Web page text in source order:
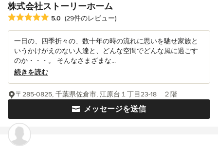
株式会社ストーリーホーム
平均評価：5つ星中 星5
5.0 (29件のレビュー)
一日の、四季折々の、数十年の時の流れに思いを馳せ家族と
いうかけがえのない人達と、どんな空間でどんな風に過ごす
のか・・・。 そんなさまざまな...
続きを読む
メッセージを送信
〒285-0825, 千葉県佐倉市, 江原台１丁目23-18 ２階